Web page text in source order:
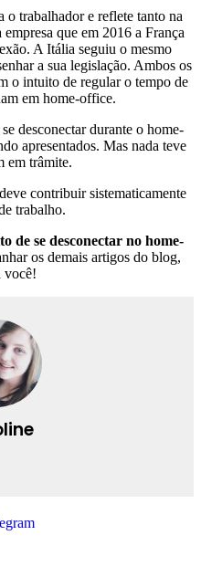
o trabalhador e reflete tanto na
que em 2016 a França
A Itália seguiu o mesmo
a sua legislação. Ambos os
o intuito de regular o tempo de
em home-office.
desconectar durante o home-
apresentados. Mas nada teve
em trâmite.
contribuir sistematicamente
trabalho.
de se desconectar no home-
os demais artigos do blog,
você!